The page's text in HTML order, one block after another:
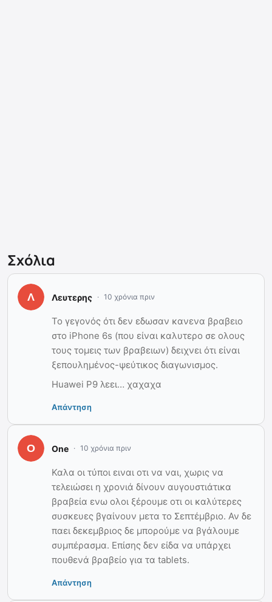
Σχόλια
Λευτερης 10 χρόνια πριν
Το γεγονός ότι δεν εδωσαν κανενα βραβειο
στο iPhone 6s (που είναι καλυτερο σε ολους
τους τομεις των βραβειων) δειχνει ότι είναι
ξεπουλημένος-ψεύτικος διαγωνισμος.
Huawei P9 λεει… χαχαχα
Απάντηση
One 10 χρόνια πριν
Καλα οι τύποι ειναι οτι να ναι, χωρις να
τελειώσει η χρονιά δίνουν αυγουστιάτικα
βραβεία ενω ολοι ξέρουμε οτι οι καλύτερες
συσκευες βγαίνουν μετα το Σεπτέμβριο. Αν δε
παει δεκεμβριος δε μπορούμε να βγάλουμε
συμπέρασμα. Επίσης δεν είδα να υπάρχει
πουθενά βραβείο για τα tablets.
Απάντηση